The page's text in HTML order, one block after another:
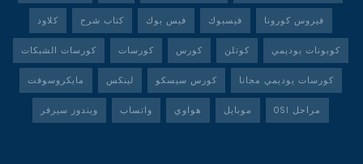
فيروس كورونا فيسبوك فيس بوك كتاب شرح كلاود
كوبونات يوديمي كوتلن كورس كورسات كورسات الشبكات
كورسات يوديمي مجانا كورس سيسكو لينكس مايكروسوفت
مراحل OSI موبايل هواوي واتساب ويندوز سيرفر